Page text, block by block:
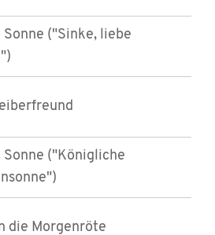
Sonne ("Sinke, liebe
Sonne ("Königliche
die Morgenröte